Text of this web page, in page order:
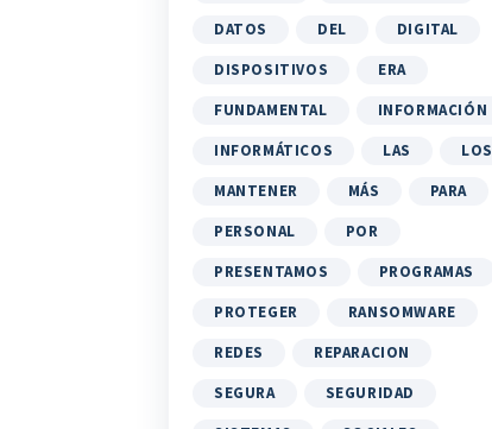
DATOS
DEL
DIGITAL
DISPOSITIVOS
ERA
FUNDAMENTAL
INFORMACIÓN
INFORMÁTICOS
LAS
LOS
MANTENER
MÁS
PARA
PERSONAL
POR
PRESENTAMOS
PROGRAMAS
PROTEGER
RANSOMWARE
REDES
REPARACION
SEGURA
SEGURIDAD